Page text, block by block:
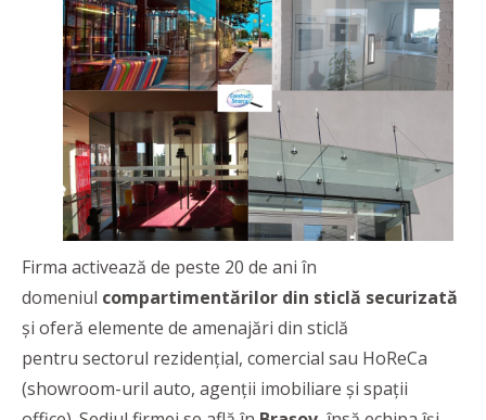
Firma activează de peste 20 de ani în
domeniul compartimentărilor din sticlă securizată
și oferă elemente de amenajări din sticlă
pentru sectorul rezidențial, comercial sau HoReCa
(showroom-uril auto, agenții imobiliare și spații